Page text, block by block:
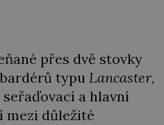
přes dvě stovky
typu Lancaster,
a hlavní
mezi důležité